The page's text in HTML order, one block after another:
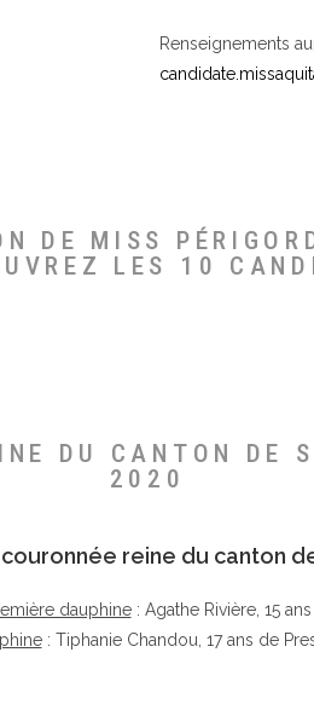
Renseignements
DE MISS
LES 10
DU CANTON DE
2020
couronnée reine du canton
dauphine: Agathe Rivière, 15 ans
: Tiphanie Chandou, 17 ans de